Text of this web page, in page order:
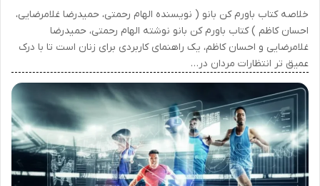
خلاصه کتاب باورم کن بانو ( نویسنده الهام رحمتی، حمیدرضا غلامرضایی،
احسان کاظم ) کتاب باورم کن بانو نوشته الهام رحمتی، حمیدرضا
غلامرضایی و احسان کاظم، یک راهنمای کاربردی برای زنان است تا با درک
عمیق تر انتظارات مردان در…